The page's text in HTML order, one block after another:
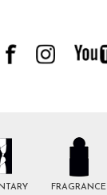
FRAGRANCE